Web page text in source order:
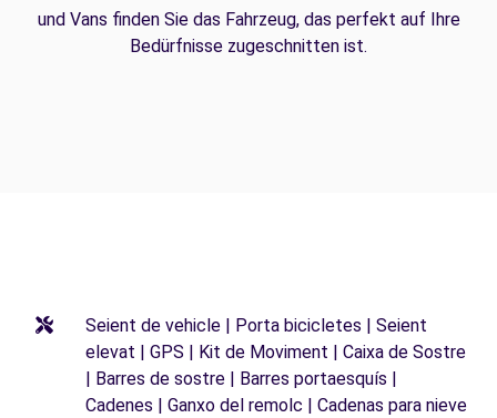
und Vans finden Sie das Fahrzeug, das perfekt auf Ihre
Bedürfnisse zugeschnitten ist.
Seient de vehicle | Porta bicicletes | Seient
elevat | GPS | Kit de Moviment | Caixa de Sostre
| Barres de sostre | Barres portaesquís |
Cadenes | Ganxo del remolc | Cadenas para nieve